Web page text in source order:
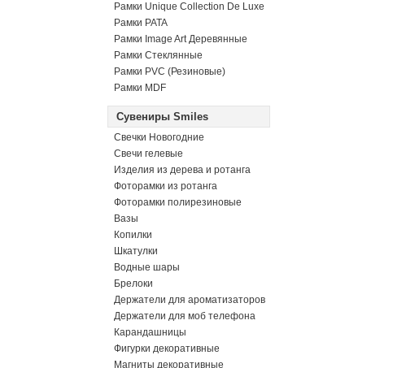
Рамки Unique Collection De Luxe
Рамки PATA
Рамки Image Art Деревянные
Рамки Стеклянные
Рамки PVC (Резиновые)
Рамки MDF
Сувениры Smiles
Свечки Новогодние
Свечи гелевые
Изделия из дерева и ротанга
Фоторамки из ротанга
Фоторамки полирезиновые
Вазы
Копилки
Шкатулки
Водные шары
Брелоки
Держатели для ароматизаторов
Держатели для моб телефона
Карандашницы
Фигурки декоративные
Магниты декоративные